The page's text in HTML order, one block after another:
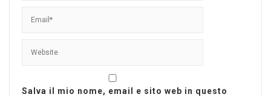
Salva il mio nome, email e sito web in questo